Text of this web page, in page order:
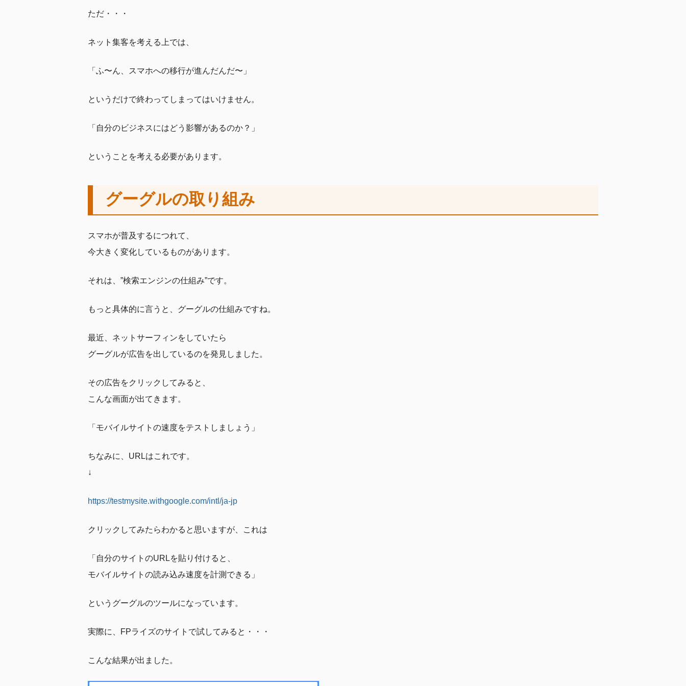
ただ・・・
ネット集客を考える上では、
「ふ〜ん、スマホへの移行が進んだんだ〜」
というだけで終わってしまってはいけません。
「自分のビジネスにはどう影響があるのか？」
ということを考える必要があります。
グーグルの取り組み
スマホが普及するにつれて、
今大きく変化しているものがあります。
それは、”検索エンジンの仕組み”です。
もっと具体的に言うと、グーグルの仕組みですね。
最近、ネットサーフィンをしていたら
グーグルが広告を出しているのを発見しました。
その広告をクリックしてみると、
こんな画面が出てきます。
「モバイルサイトの速度をテストしましょう」
ちなみに、URLはこれです。
↓
https://testmysite.withgoogle.com/intl/ja-jp
クリックしてみたらわかると思いますが、これは
「自分のサイトのURLを貼り付けると、
モバイルサイトの読み込み速度を計測できる」
というグーグルのツールになっています。
実際に、FPライズのサイトで試してみると・・・
こんな結果が出ました。